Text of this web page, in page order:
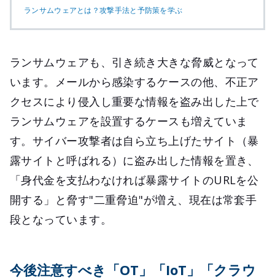
ランサムウェアとは？攻撃手法と予防策を学ぶ
ランサムウェアも、引き続き大きな脅威となって
います。メールから感染するケースの他、不正ア
クセスにより侵入し重要な情報を盗み出した上で
ランサムウェアを設置するケースも増えていま
す。サイバー攻撃者は自ら立ち上げたサイト（暴
露サイトと呼ばれる）に盗み出した情報を置き、
「身代金を支払わなければ暴露サイトのURLを公
開する」と脅す"二重脅迫"が増え、現在は常套手
段となっています。
今後注意すべき「OT」「IoT」「クラウ